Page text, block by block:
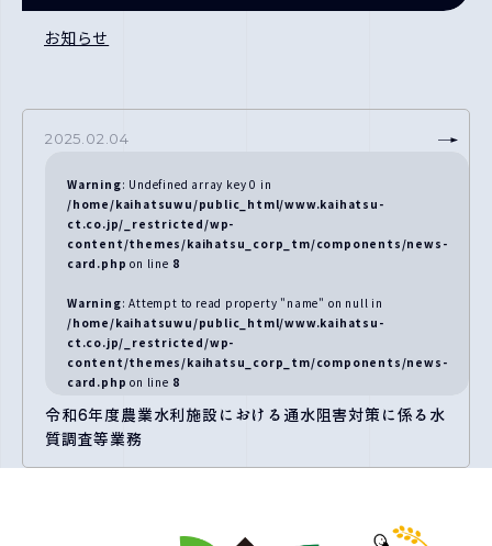
環境アセスメント部門
事業所一覧
健康経営
お知らせ
2025.02.04
Warning: Undefined array key 0 in
/home/kaihatsuwu/public_html/www.kaihatsu-
ct.co.jp/_restricted/wp-
content/themes/kaihatsu_corp_tm/components/news-
card.php on line 8
Warning: Attempt to read property "name" on null in
/home/kaihatsuwu/public_html/www.kaihatsu-
ct.co.jp/_restricted/wp-
content/themes/kaihatsu_corp_tm/components/news-
card.php on line 8
令和6年度農業水利施設における通水阻害対策に係る水
質調査等業務